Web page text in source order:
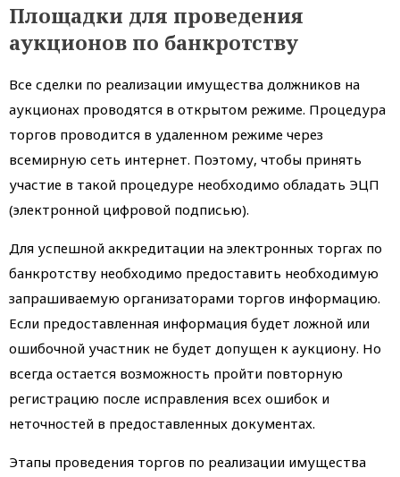
Площадки для проведения
аукционов по банкротству
Все сделки по реализации имущества должников на
аукционах проводятся в открытом режиме. Процедура
торгов проводится в удаленном режиме через
всемирную сеть интернет. Поэтому, чтобы принять
участие в такой процедуре необходимо обладать ЭЦП
(электронной цифровой подписью).
Для успешной аккредитации на электронных торгах по
банкротству необходимо предоставить необходимую
запрашиваемую организаторами торгов информацию.
Если предоставленная информация будет ложной или
ошибочной участник не будет допущен к аукциону. Но
всегда остается возможность пройти повторную
регистрацию после исправления всех ошибок и
неточностей в предоставленных документах.
Этапы проведения торгов по реализации имущества